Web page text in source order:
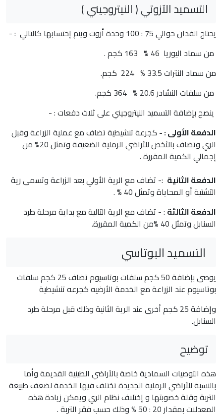
التسميد الآزوتي ( النيتروجيني )
يحتاج الفدان حوالي 75 : 100 وحدة أزوت ويتم إحتسابها كالتالي : -
من سماد اليوريا 46 % 163 كجم .
من سماد النترات 33.5 % 224 كجم.
من سلفات النشادر 20.6 % 364 كجم.
ينصح بإضافة التسميد النيتروجيني على ثلاث دفعات : -
الدفعة الأولى : - كجرعة تنشيطية تضاف مع عملية الزراعة وقبل
الري وتضاف بالأخص للأراضي الرملية الضعيفة وتمثل 20% من
إجمالي الكمية المقررة .
الدفعة الثانية :- تضاف مع الرية الأولي بعد الزراعة وتسمى رية
التشتية أو المحاياة وتمثل 40 % .
الدفعة الثالثة : - تضاف مع الرية التالية مع بداية مرحلة طرد
السنابل وتمثل 40 %من الكمية المقررة.
التسميد البوتاسي
يوصى بإضافة 50 كجم سلفات بوتاسيوم تضاف 25 كجم سلفات
بوتاسيوم عند الزراعة مع الخدمة الأرضيه كجرعه تنشيطية
وإضافة 25 كجم أخرى عند الرية الثانية وذلك قبل مرحلة طرد
السنابل.
توضيح
هذه التوصيات السمادية خاصة بالأراضي الطينية القديمة وأما
بالنسبة للأراضي الرملية الجديدة تختلف فيها الخدمة لضعف طبيعة
التربة وقلة خصوبتها و إختلاف نظام الري ويمكن زيادة هذه
المعدلات بمقدار 20 : 50 % وذلك حسب فقر التربة .